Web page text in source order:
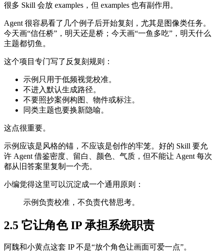
很多 Skill 会放 examples，但 examples 也有副作用。
Agent 很容易看了几个例子后开始复刻，尤其是图像类任务。
今天画“信任桥”，明天还是桥；今天画“一鱼多吃”，明天什么
主题都切鱼。
这个项目专门写了反复刻规则：
示例只用于低频视觉校准。
不进入默认生成路径。
不要照抄案例构图、物件或标注。
同类主题也要换新隐喻。
这点很重要。
示例应该是风格的锚，不应该是创作的牢笼。好的 Skill 要允
许 Agent 借鉴密度、留白、颜色、气质，但不能让 Agent 每次
都从旧答案里复制一个壳。
小编觉得这里可以沉淀成一个通用原则：
示例负责校准，不负责代替思考。
2.5 它让角色 IP 承担系统职责
阿魏和小黄点这套 IP 不是“放个角色让画面可爱一点”。